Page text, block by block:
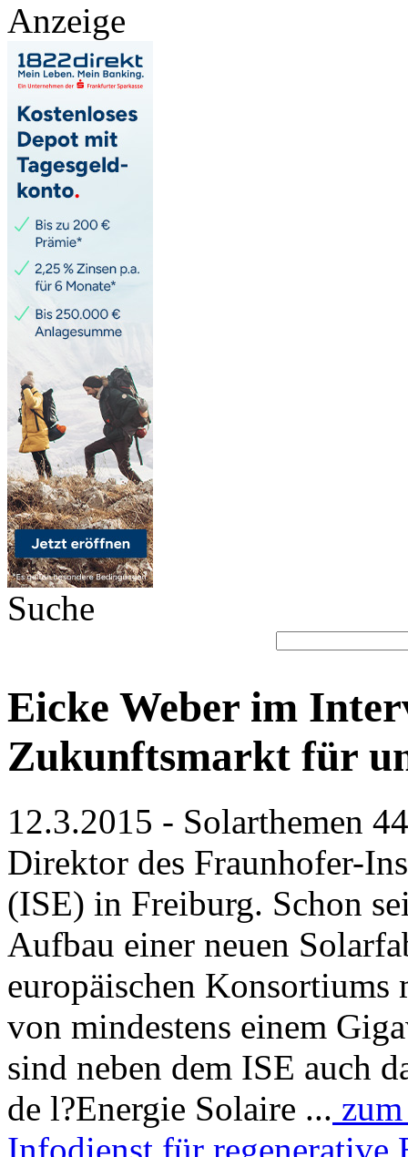
Anzeige
Suche
Eicke Weber im
Zukunftsmarkt für
12.3.2015 - Solarthemen
Direktor des Fraunhofer-
(ISE) in Freiburg. Schon
Aufbau einer neuen
europäischen
von mindestens einem
sind neben dem ISE auch
de l?Energie Solaire ...
Infodienst für regenerative